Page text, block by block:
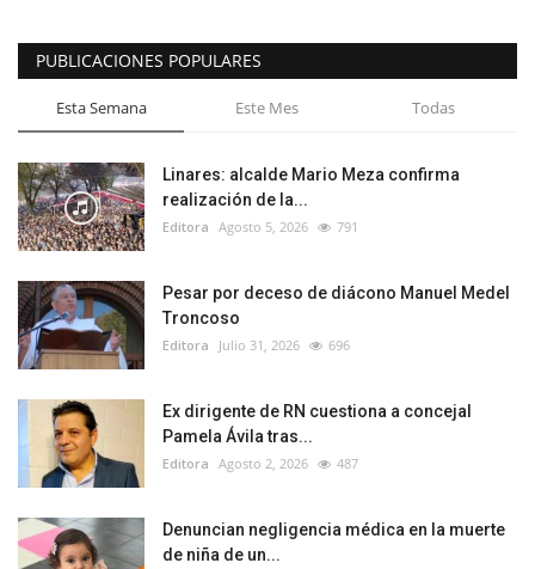
PUBLICACIONES POPULARES
Esta Semana Este Mes Todas
Linares: alcalde Mario Meza confirma
realización de la...
Editora Agosto 5, 2026 791
Pesar por deceso de diácono Manuel Medel
Troncoso
Editora Julio 31, 2026 696
Ex dirigente de RN cuestiona a concejal
Pamela Ávila tras...
Editora Agosto 2, 2026 487
Denuncian negligencia médica en la muerte
de niña de un...